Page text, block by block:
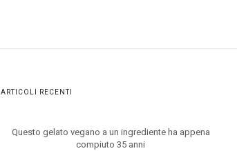
ARTICOLI RECENTI
Questo gelato vegano a un ingrediente ha appena
compiuto 35 anni